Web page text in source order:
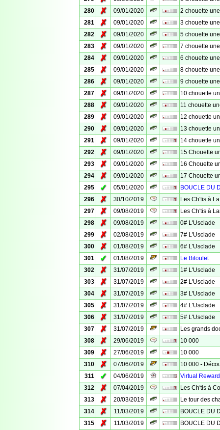
280
✗ 09/01/2020
2 chouette
281
✗ 09/01/2020
3 chouette
282
✗ 09/01/2020
5 chouette
283
✗ 09/01/2020
7 chouette
284
✗ 09/01/2020
6 chouette
285
✗ 09/01/2020
8 chouette
286
✗ 09/01/2020
9 chouette
287
✗ 09/01/2020
10 chouette
288
✗ 09/01/2020
11 chouette
289
✗ 09/01/2020
12 chouette
290
✗ 09/01/2020
13 chouette
291
✗ 09/01/2020
14 chouette
292
✗ 09/01/2020
15 Chouette
293
✗ 09/01/2020
16 Chouette
294
✗ 09/01/2020
17 Chouette
295
✓ 05/01/2020
BOUCLE DU
296
✗ 30/10/2019
Les Ch'tis à
297
✗ 09/08/2019
Les Ch'tis à
298
✗ 09/08/2019
0# L'Usclade
299
✗ 02/08/2019
7# L'Usclade
300
✗ 01/08/2019
6# L'Usclade
301
✓ 01/08/2019
Le Bitoulet
302
✗ 31/07/2019
1# L'Usclade
303
✗ 31/07/2019
2# L'Usclade
304
✗ 31/07/2019
3# L'Usclade
305
✗ 31/07/2019
4# L'Usclade
306
✗ 31/07/2019
5# L'Usclade
307
✗ 31/07/2019
Les grands
308
✗ 29/06/2019
10 000
309
✗ 27/06/2019
10 000
310
✗ 07/06/2019
10 000 -
311
✓ 04/06/2019
Virtual
312
✗ 07/04/2019
Les Ch'tis à
313
✗ 20/03/2019
Le tour des
314
✗ 11/03/2019
BOUCLE DU
315
✗ 11/03/2019
BOUCLE DU